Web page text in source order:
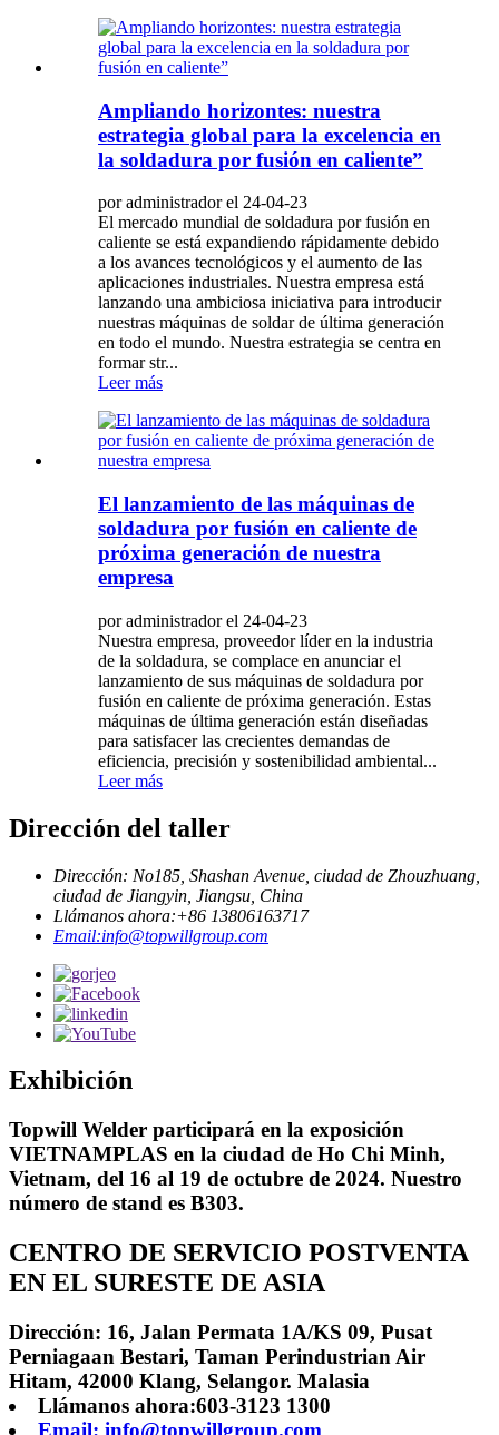
Ampliando horizontes: nuestra
estrategia global para la excelencia en
la soldadura por fusión en caliente”
por administrador el 24-04-23
El mercado mundial de soldadura por fusión en
caliente se está expandiendo rápidamente debido
a los avances tecnológicos y el aumento de las
aplicaciones industriales. Nuestra empresa está
lanzando una ambiciosa iniciativa para introducir
nuestras máquinas de soldar de última generación
en todo el mundo. Nuestra estrategia se centra en
formar str...
Leer más
El lanzamiento de las máquinas de
soldadura por fusión en caliente de
próxima generación de nuestra
empresa
por administrador el 24-04-23
Nuestra empresa, proveedor líder en la industria
de la soldadura, se complace en anunciar el
lanzamiento de sus máquinas de soldadura por
fusión en caliente de próxima generación. Estas
máquinas de última generación están diseñadas
para satisfacer las crecientes demandas de
eficiencia, precisión y sostenibilidad ambiental...
Leer más
Dirección del taller
Dirección: No185, Shashan Avenue, ciudad de Zhouzhuang,
ciudad de Jiangyin, Jiangsu, China
Llámanos ahora:+86 13806163717
Email:info@topwillgroup.com
Exhibición
Topwill Welder participará en la exposición
VIETNAMPLAS en la ciudad de Ho Chi Minh,
Vietnam, del 16 al 19 de octubre de 2024. Nuestro
número de stand es B303.
CENTRO DE SERVICIO POSTVENTA
EN EL SURESTE DE ASIA
Dirección: 16, Jalan Permata 1A/KS 09, Pusat
Perniagaan Bestari, Taman Perindustrian Air
Hitam, 42000 Klang, Selangor. Malasia
Llámanos ahora:603-3123 1300
Email: info@topwillgroup.com